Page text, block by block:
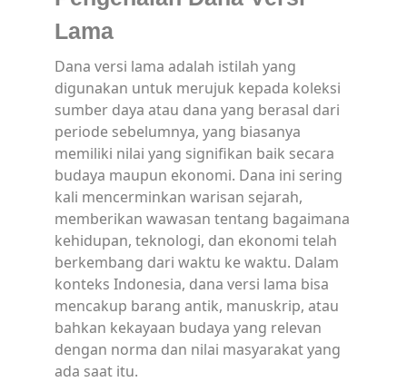
Lama
Dana versi lama adalah istilah yang
digunakan untuk merujuk kepada koleksi
sumber daya atau dana yang berasal dari
periode sebelumnya, yang biasanya
memiliki nilai yang signifikan baik secara
budaya maupun ekonomi. Dana ini sering
kali mencerminkan warisan sejarah,
memberikan wawasan tentang bagaimana
kehidupan, teknologi, dan ekonomi telah
berkembang dari waktu ke waktu. Dalam
konteks Indonesia, dana versi lama bisa
mencakup barang antik, manuskrip, atau
bahkan kekayaan budaya yang relevan
dengan norma dan nilai masyarakat yang
ada saat itu.